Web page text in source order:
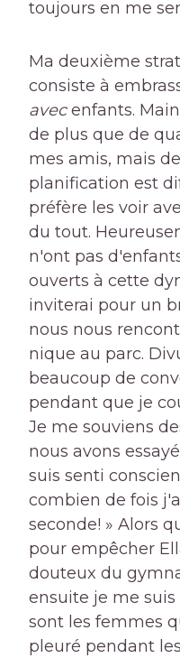
toujours en me
Ma deuxième
consiste à
avecenfants.
de plus que de
mes amis, mais
planification est
préfère les voir
du tout.
n'ont pas
ouverts à cette
inviterai pour un
nous nous
nique au parc.
beaucoup de
pendant que je
Je me souviens
nous avons
suis senti
combien de fois
seconde! » Alors
pour empêcher
douteux du
ensuite je me
sont les femmes
pleuré pendant